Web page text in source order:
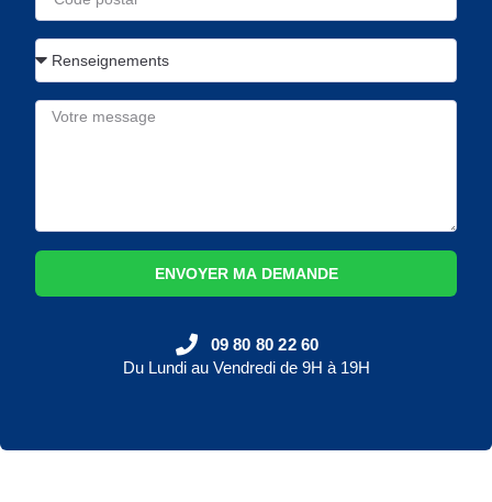
ENVOYER MA DEMANDE
09 80 80 22 60
Du Lundi au Vendredi de 9H à 19H